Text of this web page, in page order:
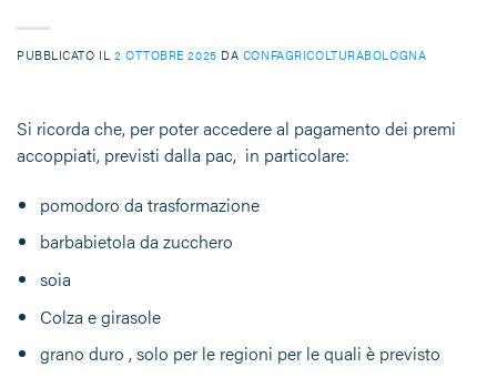
PUBBLICATO IL 2 OTTOBRE 2025 DA CONFAGRICOLTURABOLOGNA
Si ricorda che, per poter accedere al pagamento dei premi
accoppiati, previsti dalla pac, in particolare:
pomodoro da trasformazione
barbabietola da zucchero
soia
Colza e girasole
grano duro , solo per le regioni per le quali è previsto